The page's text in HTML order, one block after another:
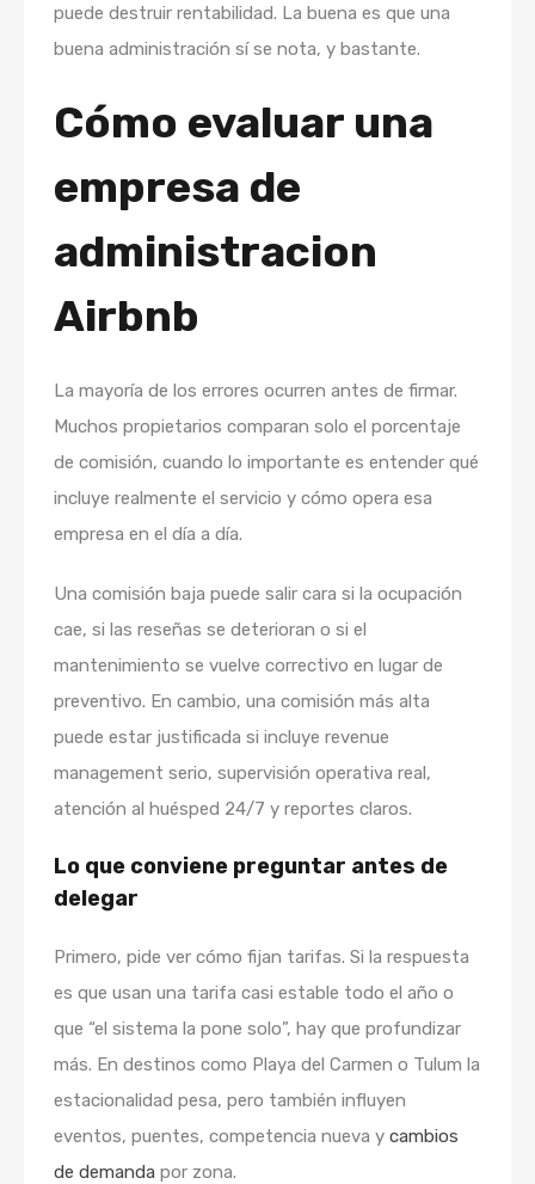
puede destruir rentabilidad. La buena es que una
buena administración sí se nota, y bastante.
Cómo evaluar una
empresa de
administracion
Airbnb
La mayoría de los errores ocurren antes de firmar.
Muchos propietarios comparan solo el porcentaje
de comisión, cuando lo importante es entender qué
incluye realmente el servicio y cómo opera esa
empresa en el día a día.
Una comisión baja puede salir cara si la ocupación
cae, si las reseñas se deterioran o si el
mantenimiento se vuelve correctivo en lugar de
preventivo. En cambio, una comisión más alta
puede estar justificada si incluye revenue
management serio, supervisión operativa real,
atención al huésped 24/7 y reportes claros.
Lo que conviene preguntar antes de
delegar
Primero, pide ver cómo fijan tarifas. Si la respuesta
es que usan una tarifa casi estable todo el año o
que “el sistema la pone solo”, hay que profundizar
más. En destinos como Playa del Carmen o Tulum la
estacionalidad pesa, pero también influyen
eventos, puentes, competencia nueva y cambios
de demanda por zona.